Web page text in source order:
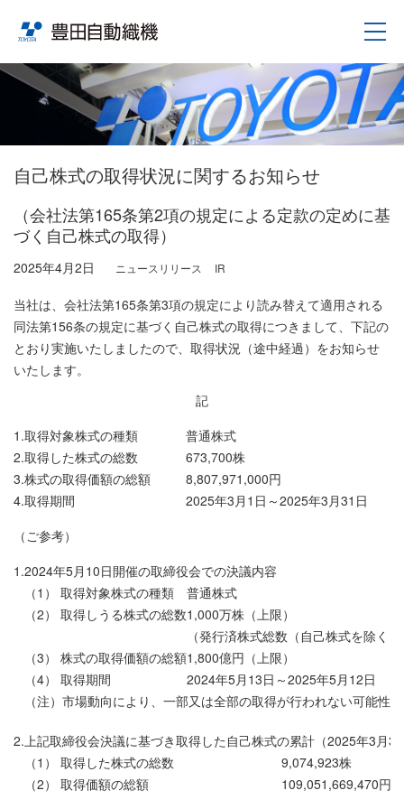
自己株式の取得状況に関するお知らせ
（会社法第165条第2項の規定による定款の定めに基
づく自己株式の取得）
2025年4月2日 ニュースリリース IR
当社は、会社法第165条第3項の規定により読み替えて適用される
同法第156条の規定に基づく自己株式の取得につきまして、下記の
とおり実施いたしましたので、取得状況（途中経過）をお知らせ
いたします。
記
1.取得対象株式の種類
普通株式
2.取得した株式の総数
673,700株
3.株式の取得価額の総額
8,807,971,000円
4.取得期間
2025年3月1日～2025年3月31日
（ご参考）
1.2024年5月10日開催の取締役会での決議内容
（1） 取得対象株式の種類
普通株式
（2） 取得しうる株式の総数1,000万株（上限）
（発行済株式総数（自己株式を除く
（3） 株式の取得価額の総額1,800億円（上限）
（4） 取得期間
2024年5月13日～2025年5月12日
（注）市場動向により、一部又は全部の取得が行われない可能性
2.上記取締役会決議に基づき取得した自己株式の累計（2025年3月
（1） 取得した株式の総数
9,074,923株
（2） 取得価額の総額
109,051,669,470円